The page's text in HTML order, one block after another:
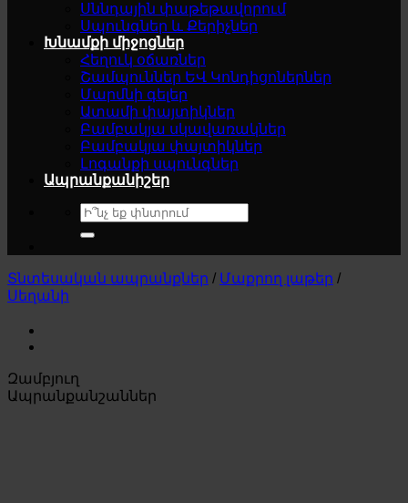
Սննդային փաթեթավորում
Սպունգներ և Քերիչներ
Խնամքի միջոցներ
Հեղուկ օճառներ
Շամպուններ ԵՎ Կոնդիցոներներ
Մարմնի գելեր
Ատամի փայտիկներ
Բամբակյա սկավառակներ
Բամբակյա փայտիկներ
Լոգանքի սպունգներ
Ապրանքանիշեր
Search
for:
Տնտեսական ապրանքներ / Մաքրող լաթեր /
Սեղանի
Զամբյուղ
Ապրանքանշաններ